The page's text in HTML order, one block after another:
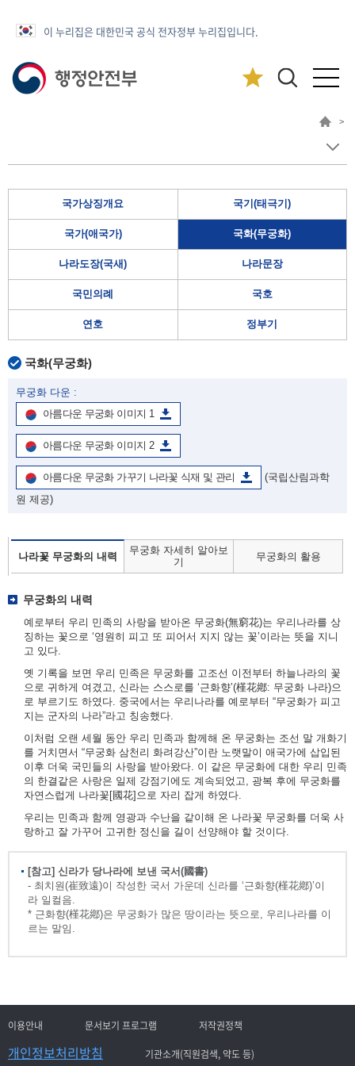
이 누리집은 대한민국 공식 전자정부 누리집입니다.
>
국가상징개요 국기(태극기)
국가(애국가) 국화(무궁화)
나라도장(국새) 나라문장
국민의례 국호
연호 정부기
국화(무궁화)
무궁화 다운 :
아름다운 무궁화 이미지 1
아름다운 무궁화 이미지 2
아름다운 무궁화 가꾸기 나라꽃 식재 및 관리
(국립산림과학
원 제공)
나라꽃 무궁화의 내력
무궁화 자세히 알아보
기
무궁화의 활용
무궁화의 내력
예로부터 우리 민족의 사랑을 받아온 무궁화(無窮花)는 우리나라를 상
징하는 꽃으로 ‘영원히 피고 또 피어서 지지 않는 꽃’이라는 뜻을 지니
고 있다.
옛 기록을 보면 우리 민족은 무궁화를 고조선 이전부터 하늘나라의 꽃
으로 귀하게 여겼고, 신라는 스스로를 ‘근화향’(槿花鄕: 무궁화 나라)으
로 부르기도 하였다. 중국에서는 우리나라를 예로부터 “무궁화가 피고
지는 군자의 나라”라고 칭송했다.
이처럼 오랜 세월 동안 우리 민족과 함께해 온 무궁화는 조선 말 개화기
를 거치면서 “무궁화 삼천리 화려강산”이란 노랫말이 애국가에 삽입된
이후 더욱 국민들의 사랑을 받아왔다. 이 같은 무궁화에 대한 우리 민족
의 한결같은 사랑은 일제 강점기에도 계속되었고, 광복 후에 무궁화를
자연스럽게 나라꽃[國花]으로 자리 잡게 하였다.
우리는 민족과 함께 영광과 수난을 같이해 온 나라꽃 무궁화를 더욱 사
랑하고 잘 가꾸어 고귀한 정신을 길이 선양해야 할 것이다.
[참고] 신라가 당나라에 보낸 국서(國書)
- 최치원(崔致遠)이 작성한 국서 가운데 신라를 ‘근화향(槿花鄕)’이
라 일컬음.
* 근화향(槿花鄕)은 무궁화가 많은 땅이라는 뜻으로, 우리나라를 이
르는 말임.
이용안내 문서보기 프로그램 저작권정책
개인정보처리방침 기관소개(직원검색, 약도 등)